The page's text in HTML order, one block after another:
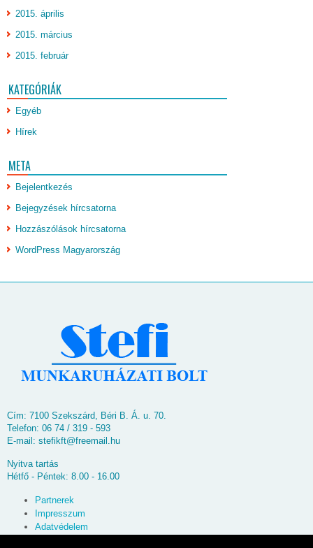
2015. április
2015. március
2015. február
KATEGÓRIÁK
Egyéb
Hírek
META
Bejelentkezés
Bejegyzések hírcsatorna
Hozzászólások hírcsatorna
WordPress Magyarország
Cím: 7100 Szekszárd, Béri B. Á. u. 70.
Telefon: 06 74 / 319 - 593
E-mail: stefikft@freemail.hu
Nyitva tartás
Hétfő - Péntek: 8.00 - 16.00
Partnerek
Impresszum
Adatvédelem